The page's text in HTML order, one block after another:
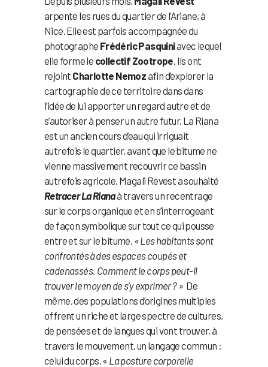
arpente les rues du quartier de l’Ariane, à
Nice. Elle est parfois accompagnée du
photographe Frédéric Pasquiniavec lequel
elle forme le collectif Zootrope . Ils ont
rejoint Charlotte Nemozafin d’explorer la
cartographie de ce territoire dans dans
l’idée de lui apporter un regard autre et de
s’autoriser à penser un autre futur. La Riana
est un ancien cours d’eau qui irriguait
autrefois le quartier, avant que le bitume ne
vienne massivement recouvrir ce bassin
autrefois agricole. Magali Revest a souhaité
Retracer La Rianaà travers un recentrage
sur le corps organique et en s’interrogeant
de façon symbolique sur tout ce qui pousse
entre et sur le bitume. « Les habitants sont
confrontés à des espaces coupés et
cadenassés. Comment le corps peut-il
trouver le moyen de s’y exprimer ? » De
même, des populations d’origines multiples
offrent un riche et large spectre de cultures,
de pensées et de langues qui vont trouver, à
travers le mouvement, un langage commun :
celui du corps. « La posture corporelle